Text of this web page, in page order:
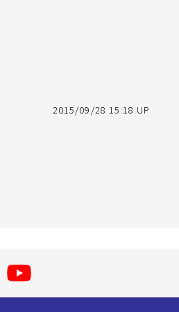
2015/09/28 15:18 UP